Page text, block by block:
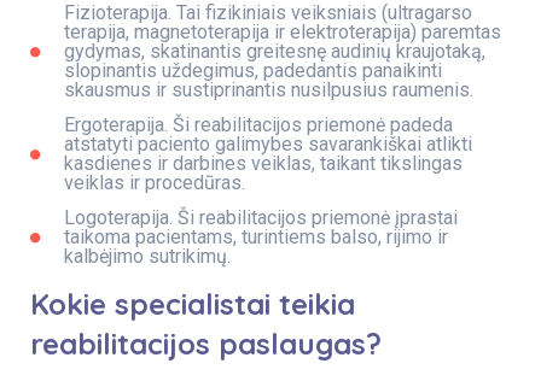
Fizioterapija. Tai fizikiniais veiksniais (ultragarso
terapija, magnetoterapija ir elektroterapija) paremtas
gydymas, skatinantis greitesnę audinių kraujotaką,
slopinantis uždegimus, padedantis panaikinti
skausmus ir sustiprinantis nusilpusius raumenis.
Ergoterapija. Ši reabilitacijos priemonė padeda
atstatyti paciento galimybes savarankiškai atlikti
kasdienes ir darbines veiklas, taikant tikslingas
veiklas ir procedūras.
Logoterapija. Ši reabilitacijos priemonė įprastai
taikoma pacientams, turintiems balso, rijimo ir
kalbėjimo sutrikimų.
Kokie specialistai teikia
reabilitacijos paslaugas?